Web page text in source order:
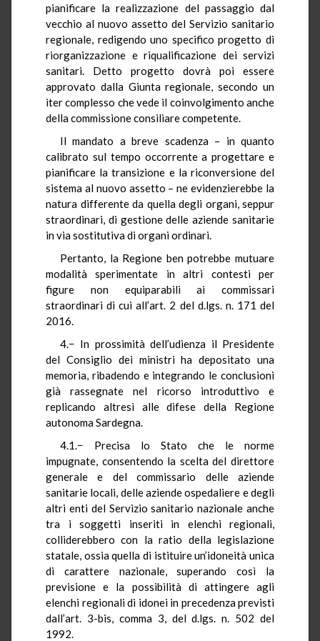
pianificare la realizzazione del passaggio dal
vecchio al nuovo assetto del Servizio sanitario
regionale, redigendo uno specifico progetto di
riorganizzazione e riqualificazione dei servizi
sanitari. Detto progetto dovrà poi essere
approvato dalla Giunta regionale, secondo un
iter complesso che vede il coinvolgimento anche
della commissione consiliare competente.
Il mandato a breve scadenza – in quanto
calibrato sul tempo occorrente a progettare e
pianificare la transizione e la riconversione del
sistema al nuovo assetto – ne evidenzierebbe la
natura differente da quella degli organi, seppur
straordinari, di gestione delle aziende sanitarie
in via sostitutiva di organi ordinari.
Pertanto, la Regione ben potrebbe mutuare
modalità sperimentate in altri contesti per
figure non equiparabili ai commissari
straordinari di cui all’art. 2 del d.lgs. n. 171 del
2016.
4.− In prossimità dell’udienza il Presidente
del Consiglio dei ministri ha depositato una
memoria, ribadendo e integrando le conclusioni
già rassegnate nel ricorso introduttivo e
replicando altresì alle difese della Regione
autonoma Sardegna.
4.1.− Precisa lo Stato che le norme
impugnate, consentendo la scelta del direttore
generale e del commissario delle aziende
sanitarie locali, delle aziende ospedaliere e degli
altri enti del Servizio sanitario nazionale anche
tra i soggetti inseriti in elenchi regionali,
colliderebbero con la ratio della legislazione
statale, ossia quella di istituire un’idoneità unica
di carattere nazionale, superando così la
previsione e la possibilità di attingere agli
elenchi regionali di idonei in precedenza previsti
dall’art. 3-bis, comma 3, del d.lgs. n. 502 del
1992.